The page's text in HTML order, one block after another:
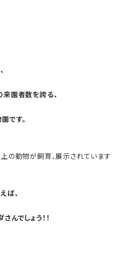
園者数を誇る、
です。
の動物が飼育、展示されています
ば、
んでしょう！！